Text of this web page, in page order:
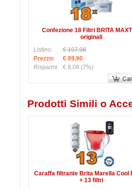
Confezione 18 Filtri BRITA
originali
Listino:
€ 107,98
Prezzo:
€ 99,90
Risparmi: € 8,08 (7%)
Prodotti Simili o
Caraffa filtrante Brita Marella Cool
+ 13 filtri